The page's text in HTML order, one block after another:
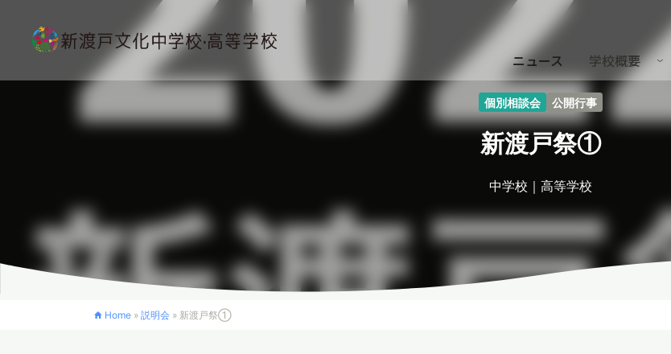
ニュース 学校概要
個別相談会 公開行事
新渡戸祭①
中学校 高等学校
Home » 説明会 » 新渡戸祭①